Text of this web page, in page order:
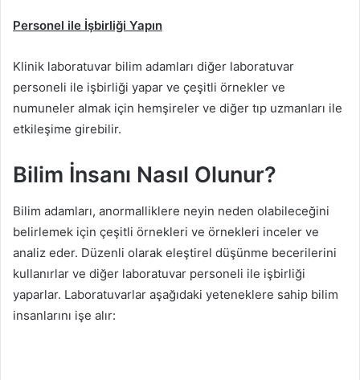
Personel ile İşbirliği Yapın
Klinik laboratuvar bilim adamları diğer laboratuvar
personeli ile işbirliği yapar ve çeşitli örnekler ve
numuneler almak için hemşireler ve diğer tıp uzmanları ile
etkileşime girebilir.
Bilim İnsanı Nasıl Olunur?
Bilim adamları, anormalliklere neyin neden olabileceğini
belirlemek için çeşitli örnekleri ve örnekleri inceler ve
analiz eder. Düzenli olarak eleştirel düşünme becerilerini
kullanırlar ve diğer laboratuvar personeli ile işbirliği
yaparlar. Laboratuvarlar aşağıdaki yeteneklere sahip bilim
insanlarını işe alır: